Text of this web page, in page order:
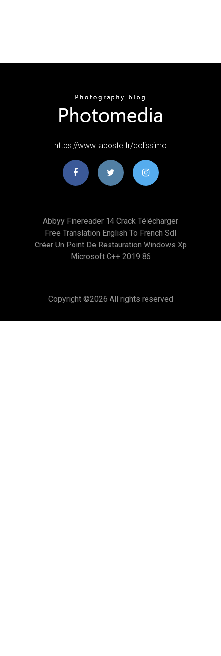
https://www.laposte.fr/colissimo
Abbyy Finereader 14 Crack Télécharger
Free Translation English To French Sdl
Créer Un Point De Restauration Windows Xp
Microsoft C++ 2019 86
Copyright ©2026 All rights reserved